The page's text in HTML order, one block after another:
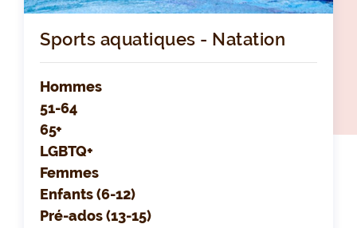
Sports aquatiques - Natation
Hommes
51-64
65+
LGBTQ+
Femmes
Enfants (6-12)
Pré-ados (13-15)